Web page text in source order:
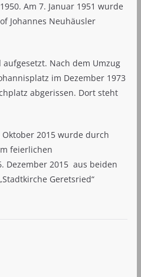
Am 7. Januar 1951 wurde
Johannes Neuhäusler
Nach dem Umzug
im Dezember 1973
abgerissen. Dort steht
2015 wurde durch
feierlichen
Dezember 2015 aus beiden
Geretsried“